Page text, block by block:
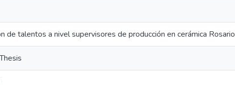
de talentos a nivel supervisores de producción en cerámica Rosario